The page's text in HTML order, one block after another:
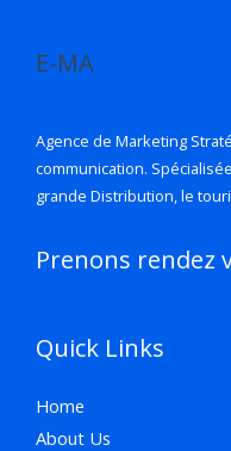
E-MA
Agence de Marketing
communication.
grande Distribution, le
Prenons rendez
Quick Links
Home
About Us